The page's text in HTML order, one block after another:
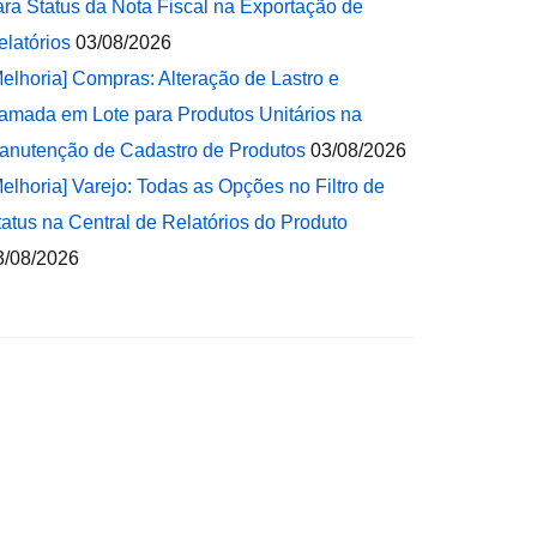
Status da Nota Fiscal na Exportação de
03/08/2026
Compras: Alteração de Lastro e
em Lote para Produtos Unitários na
de Cadastro de Produtos 03/08/2026
Varejo: Todas as Opções no Filtro de
na Central de Relatórios do Produto
08/2026